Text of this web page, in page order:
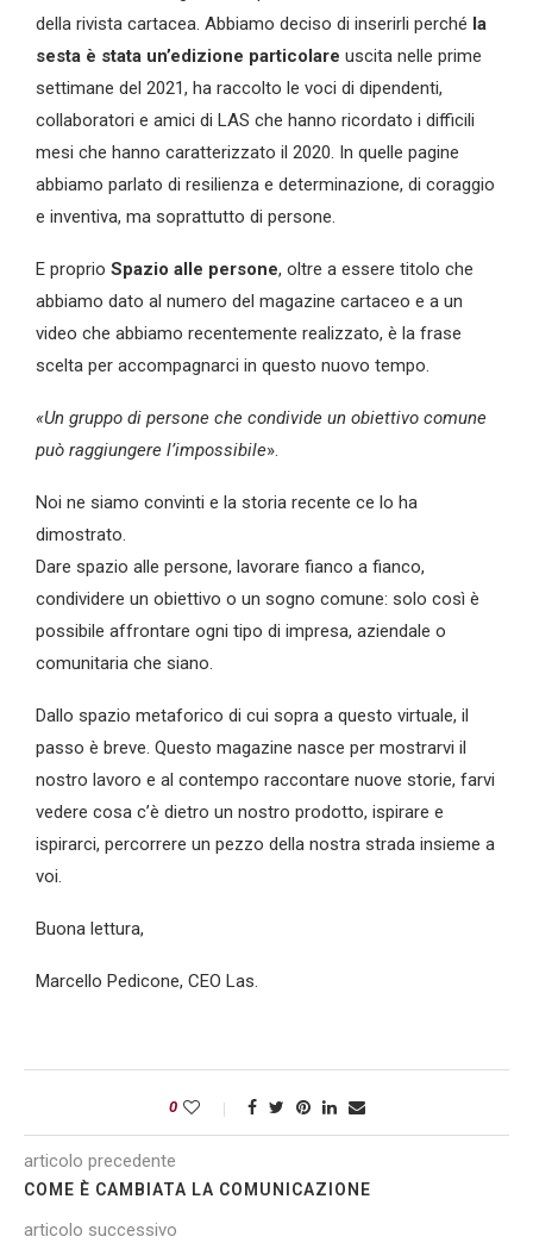
della rivista cartacea. Abbiamo deciso di inserirli perché la
sesta è stata un’edizione particolare uscita nelle prime
settimane del 2021, ha raccolto le voci di dipendenti,
collaboratori e amici di LAS che hanno ricordato i difficili
mesi che hanno caratterizzato il 2020. In quelle pagine
abbiamo parlato di resilienza e determinazione, di coraggio
e inventiva, ma soprattutto di persone.
E proprio Spazio alle persone, oltre a essere titolo che
abbiamo dato al numero del magazine cartaceo e a un
video che abbiamo recentemente realizzato, è la frase
scelta per accompagnarci in questo nuovo tempo.
«Un gruppo di persone che condivide un obiettivo comune
può raggiungere l’impossibile».
Noi ne siamo convinti e la storia recente ce lo ha
dimostrato.
Dare spazio alle persone, lavorare fianco a fianco,
condividere un obiettivo o un sogno comune: solo così è
possibile affrontare ogni tipo di impresa, aziendale o
comunitaria che siano.
Dallo spazio metaforico di cui sopra a questo virtuale, il
passo è breve. Questo magazine nasce per mostrarvi il
nostro lavoro e al contempo raccontare nuove storie, farvi
vedere cosa c’è dietro un nostro prodotto, ispirare e
ispirarci, percorrere un pezzo della nostra strada insieme a
voi.
Buona lettura,
Marcello Pedicone, CEO Las.
0
articolo precedente
COME È CAMBIATA LA COMUNICAZIONE
articolo successivo